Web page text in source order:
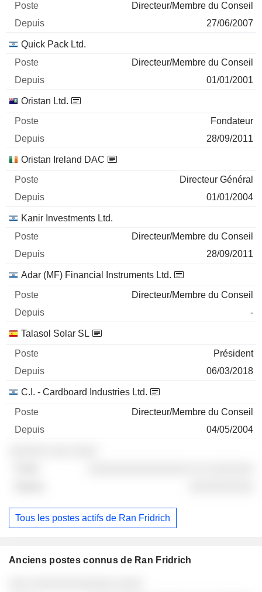
Directeur/Membre du Conseil
27/06/2007
Quick Pack Ltd.
Directeur/Membre du Conseil
01/01/2001
Oristan Ltd.
Fondateur
28/09/2011
Oristan Ireland DAC
Directeur Général
01/01/2004
Kanir Investments Ltd.
Directeur/Membre du Conseil
28/09/2011
Adar (MF) Financial Instruments Ltd.
Directeur/Membre du Conseil
-
Talasol Solar SL
Président
06/03/2018
C.I. - Cardboard Industries Ltd.
Directeur/Membre du Conseil
04/05/2004
Tous les postes actifs de Ran Fridrich
Anciens postes connus de Ran Fridrich